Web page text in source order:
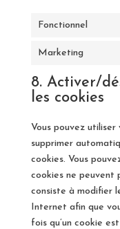
Fonctionnel
Marketing
8. Activer/
les cookies
Vous pouvez
supprimer
cookies. Vous
cookies ne peuvent
consiste à modifier
Internet afin que
fois qu’un cookie